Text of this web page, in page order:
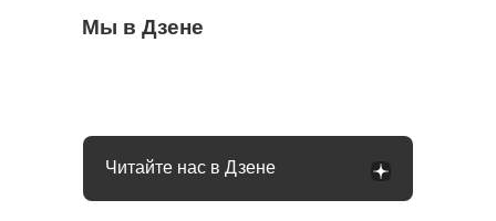
Мы в Дзене
Семьи в России получат до 200 тысяч
рублей: как оформить вылпаты
С 1 сентября россиян будут сажать и
Сосед со скандалом требует убрать доски
Читайте нас в Дзене